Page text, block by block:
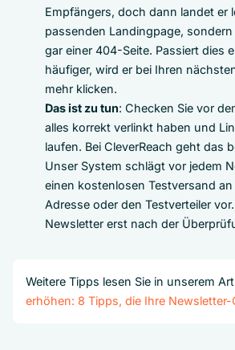
Empfängers, doch dann landet er
passenden Landingpage,
gar einer 404-Seite. Passiert dies
häufiger, wird er bei Ihren
mehr klicken.
Das ist zu tun: Checken Sie vor
alles korrekt verlinkt haben und
laufen. Bei CleverReach geht das
Unser System schlägt vor jedem
einen kostenlosen Testversand
Adresse oder den Testverteiler
Newsletter erst nach der
Weitere Tipps lesen Sie in unserem
erhöhen: 8 Tipps, die Ihre Newsletter-